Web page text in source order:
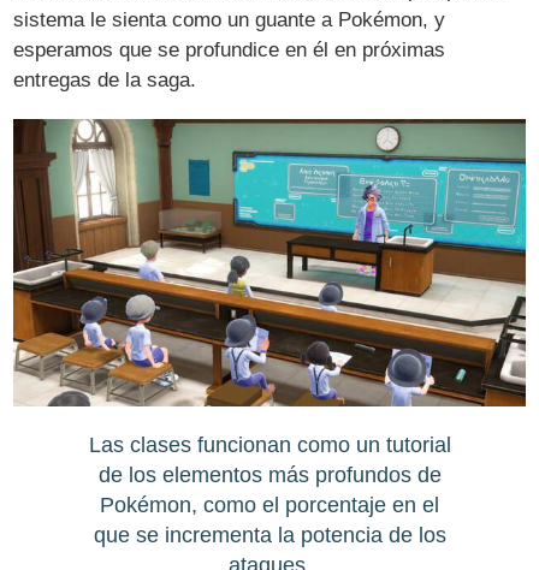
sistema le sienta como un guante a Pokémon, y
esperamos que se profundice en él en próximas
entregas de la saga.
Las clases funcionan como un tutorial
de los elementos más profundos de
Pokémon, como el porcentaje en el
que se incrementa la potencia de los
ataques.